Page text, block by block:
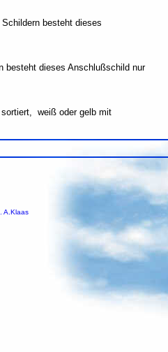
besteht dieses
besteht dieses Anschlußschild nur
weiß oder gelb mit
A.Klaas